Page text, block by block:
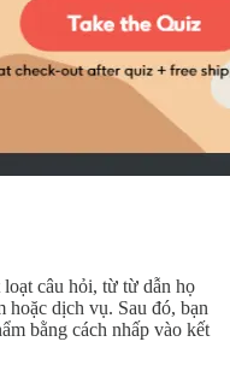
câu hỏi, từ từ dẫn họ
hoặc dịch vụ. Sau đó, bạn
bằng cách nhấp vào kết